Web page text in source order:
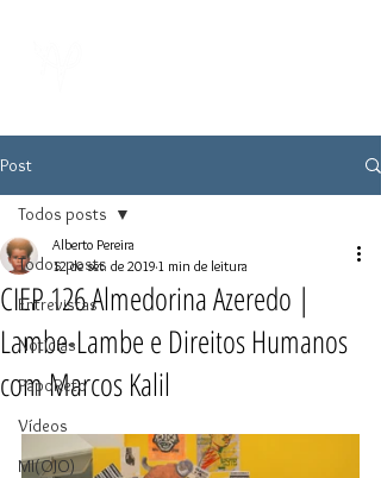
Post
Todos posts
Entrevistas
Notícias
PapoReto
Vídeos
MI(OJO)
Todos posts
CIEP 126 Almedorina Azeredo |
Lambe-Lambe e Direitos Humanos
com Marcos Kalil
Alberto Pereira
12 de set. de 2019 1 min de leitura